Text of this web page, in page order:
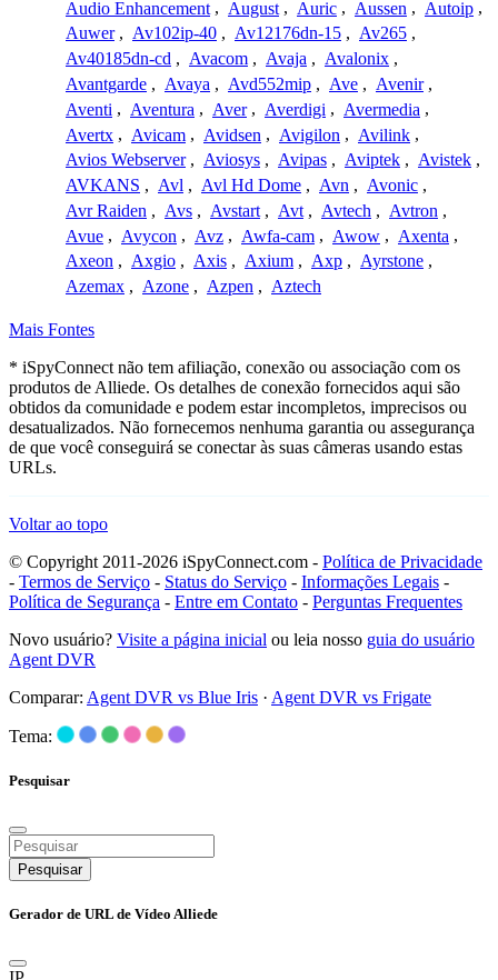
Audio Enhancement , August , Auric , Aussen , Autoip ,
Auwer , Av102ip-40 , Av12176dn-15 , Av265 ,
Av40185dn-cd , Avacom , Avaja , Avalonix ,
Avantgarde , Avaya , Avd552mip , Ave , Avenir ,
Aventi , Aventura , Aver , Averdigi , Avermedia ,
Avertx , Avicam , Avidsen , Avigilon , Avilink ,
Avios Webserver , Aviosys , Avipas , Aviptek , Avistek ,
AVKANS , Avl , Avl Hd Dome , Avn , Avonic ,
Avr Raiden , Avs , Avstart , Avt , Avtech , Avtron ,
Avue , Avycon , Avz , Awfa-cam , Awow , Axenta ,
Axeon , Axgio , Axis , Axium , Axp , Ayrstone ,
Azemax , Azone , Azpen , Aztech
Mais Fontes
* iSpyConnect não tem afiliação, conexão ou associação com os
produtos de Alliede. Os detalhes de conexão fornecidos aqui são
obtidos da comunidade e podem estar incompletos, imprecisos ou
desatualizados. Não fornecemos nenhuma garantia ou assegurança
de que você conseguirá se conectar às suas câmeras usando estas
URLs.
Voltar ao topo
© Copyright 2011-2026 iSpyConnect.com - Política de Privacidade
- Termos de Serviço - Status do Serviço - Informações Legais -
Política de Segurança - Entre em Contato - Perguntas Frequentes
Novo usuário? Visite a página inicial ou leia nosso guia do usuário
Agent DVR
Comparar: Agent DVR vs Blue Iris · Agent DVR vs Frigate
Tema:
Pesquisar
Pesquisar
Gerador de URL de Vídeo Alliede